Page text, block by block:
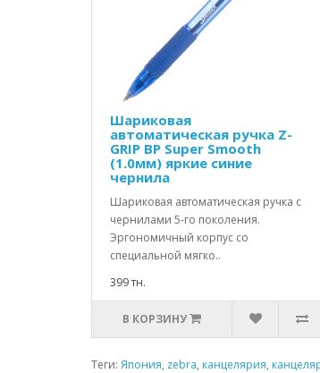
Шариковая
автоматическая ручка Z-
GRIP BP Super Smooth
(1.0мм) яркие синие
чернила
Шариковая автоматическая ручка с
чернилами 5-го поколения.
Эргономичный корпус со
специальной мягко..
399 тн.
В КОРЗИНУ
Теги: Япония, zebra, канцелярия,